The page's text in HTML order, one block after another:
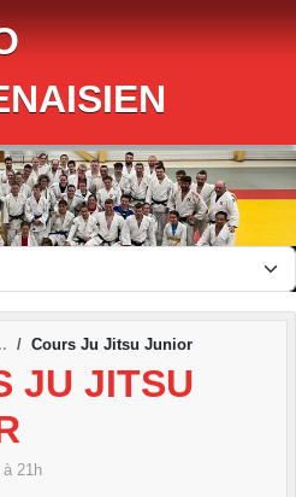
Cours Ju Jitsu Junior
JU JITSU
à 21h